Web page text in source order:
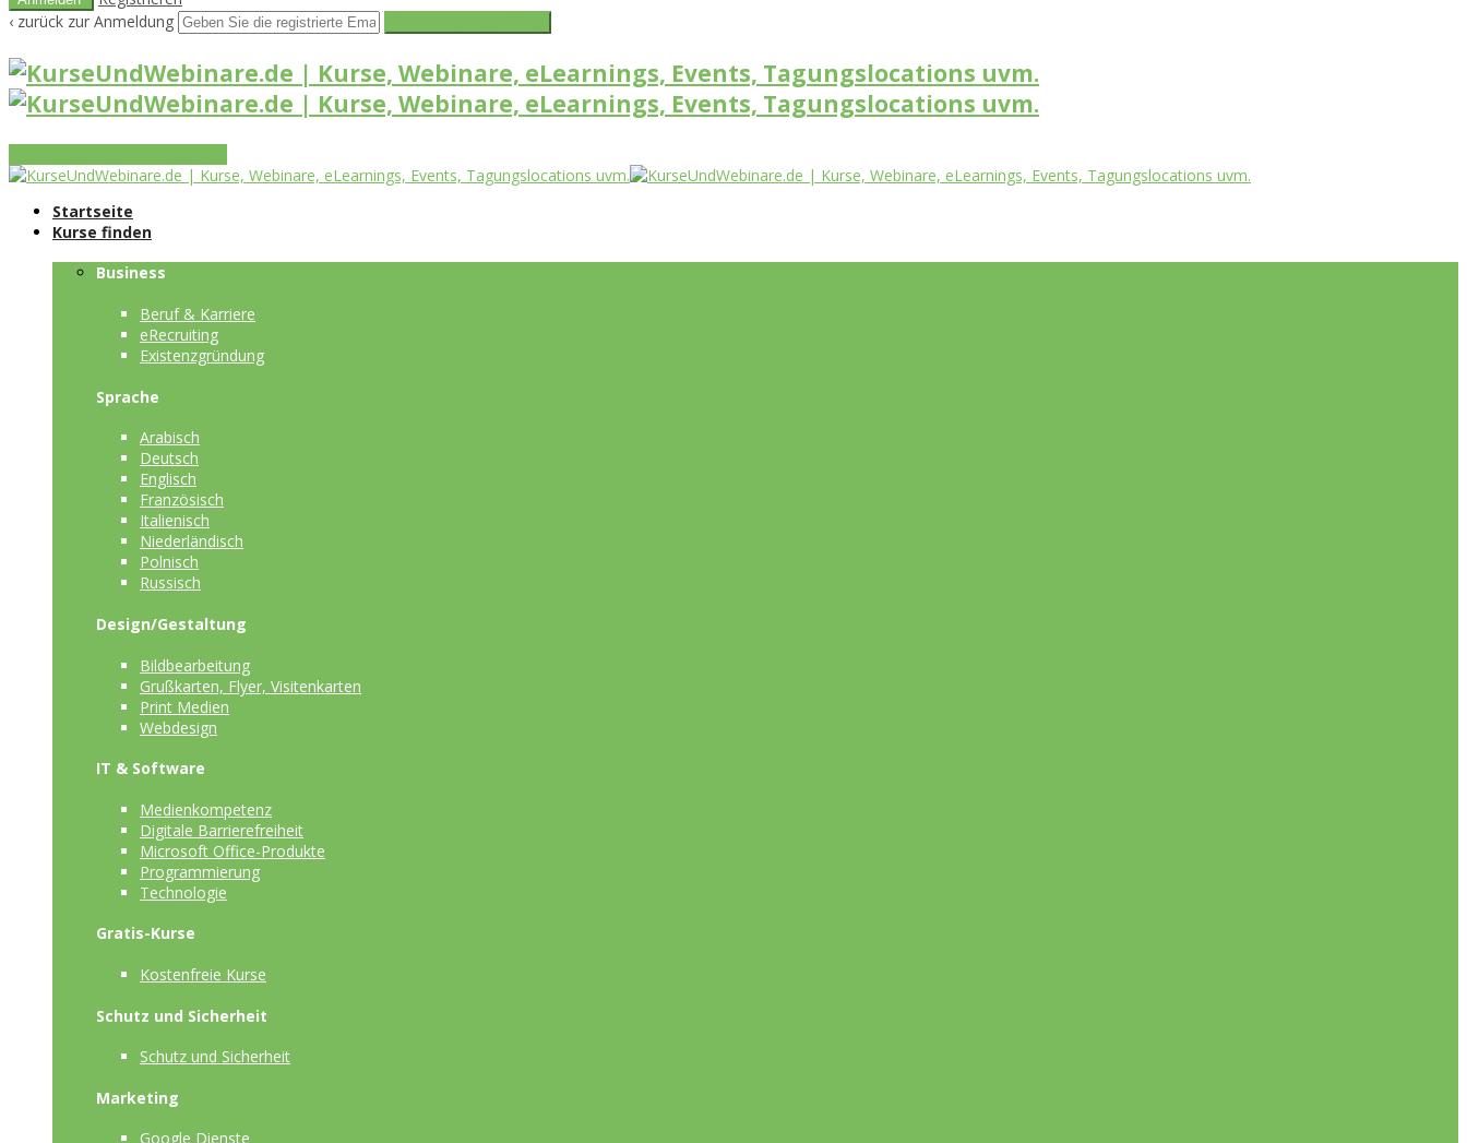
‹ zurück zur Anmeldung
Startseite
Kurse finden
Business
Beruf & Karriere
eRecruiting
Existenzgründung
Sprache
Arabisch
Deutsch
Englisch
Französisch
Italienisch
Niederländisch
Polnisch
Russisch
Design/Gestaltung
Bildbearbeitung
Grußkarten, Flyer, Visitenkarten
Print Medien
Webdesign
IT & Software
Medienkompetenz
Digitale Barrierefreiheit
Microsoft Office-Produkte
Programmierung
Technologie
Gratis-Kurse
Kostenfreie Kurse
Schutz und Sicherheit
Schutz und Sicherheit
Marketing
Google Dienste